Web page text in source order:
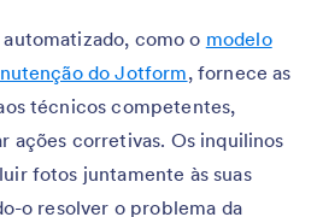
como o modelo
do Jotform, fornece as
técnicos competentes,
ações corretivas. Os inquilinos
fotos juntamente às suas
o resolver o problema da